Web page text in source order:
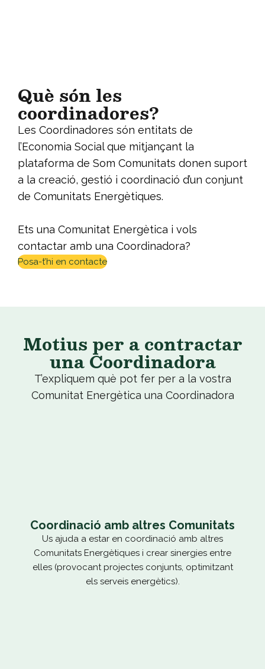
Què són les
coordinadores?
Les Coordinadores són entitats de
l’Economia Social que mitjançant la
plataforma de Som Comunitats donen suport
a la creació, gestió i coordinació d’un conjunt
de Comunitats Energètiques.
Ets una Comunitat Energètica i vols
contactar amb una Coordinadora?
Posa-t’hi en contacte
Motius per a contractar
una Coordinadora
T’expliquem què pot fer per a la vostra
Comunitat Energètica una Coordinadora
Coordinació amb altres Comunitats
Us ajuda a estar en coordinació amb altres
Comunitats Energètiques i crear sinergies entre
elles (provocant projectes conjunts, optimitzant
els serveis energètics).